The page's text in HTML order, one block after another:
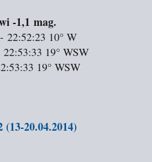
-1,1 mag.
22:52:23 10° W
19° WSW
19° WSW
(13-20.04.2014)